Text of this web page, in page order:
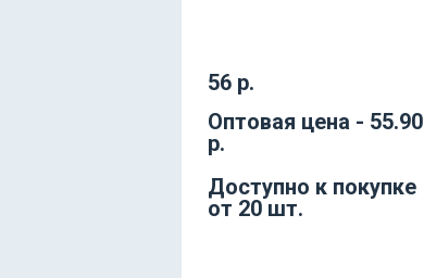
56 р.
Оптовая цена - 55.90
р.
Доступно к покупке
от 20 шт.